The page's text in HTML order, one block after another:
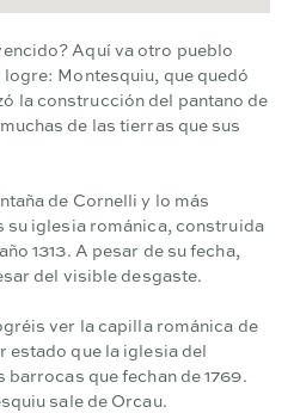
Aquí va otro pueblo
Montesquiu, que quedó
la construcción del pantano de
de las tierras que sus
de Cornelli y lo más
su iglesia románica, construida
1313. A pesar de su fecha,
del visible desgaste.
ver la capilla románica de
estado que la iglesia del
que fechan de 1769.
sale de Orcau.